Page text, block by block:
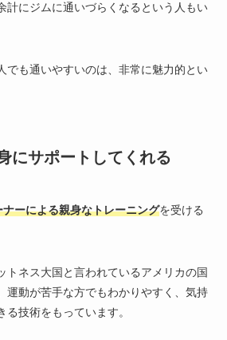
計にジムに通いづらくなるという人もい
でも通いやすいのは、非常に魅力的とい
にサポートしてくれる
ナーによる親身なトレーニングを受ける
トネス大国と言われているアメリカの国
運動が苦手な方でもわかりやすく、気持
技術をもっています。